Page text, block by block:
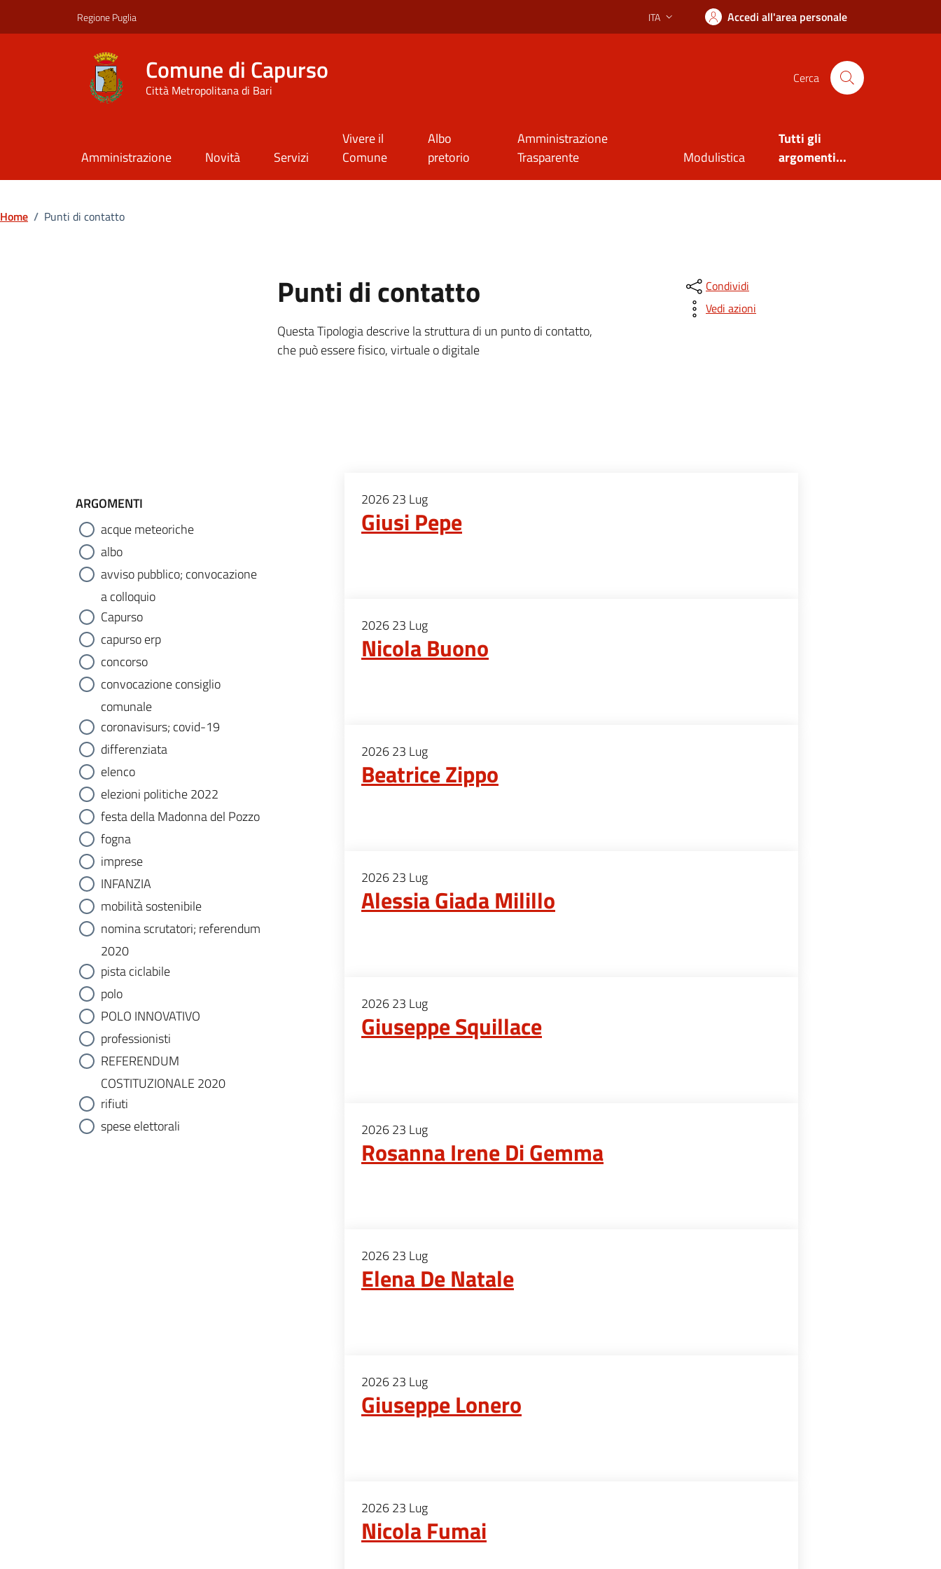
Regione Puglia Lingua attiva:
ITA Accedi all'area personale
Comune di Capurso
Città Metropolitana di Bari
Cerca
Amministrazione Novità Servizi
Vivere il
Comune
Albo
pretorio
Amministrazione
Trasparente
Modulistica
Tutti gli
argomenti...
Home / Punti di contatto
Punti di contatto
Questa Tipologia descrive la struttura di un punto di contatto,
che può essere fisico, virtuale o digitale
Condividi
Vedi azioni
ARGOMENTI
acque meteoriche
albo
avviso pubblico; convocazione
a colloquio
Capurso
capurso erp
concorso
convocazione consiglio
comunale
coronavisurs; covid-19
differenziata
elenco
elezioni politiche 2022
festa della Madonna del Pozzo
fogna
imprese
INFANZIA
mobilità sostenibile
nomina scrutatori; referendum
2020
pista ciclabile
polo
POLO INNOVATIVO
professionisti
REFERENDUM
COSTITUZIONALE 2020
rifiuti
spese elettorali
202623 Lug
Giusi Pepe
202623 Lug
Nicola Buono
202623 Lug
Beatrice Zippo
202623 Lug
Alessia Giada Milillo
202623 Lug
Giuseppe Squillace
202623 Lug
Rosanna Irene Di Gemma
202623 Lug
Elena De Natale
202623 Lug
Giuseppe Lonero
202623 Lug
Nicola Fumai